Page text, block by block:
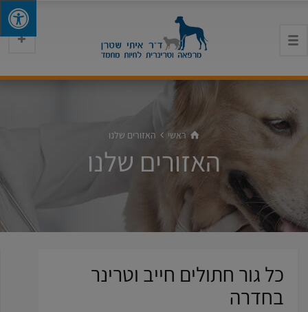
ראשי האזורים שלנו
האזורים שלנו
כל גור חתולים חייב וטרינר
בחדרה